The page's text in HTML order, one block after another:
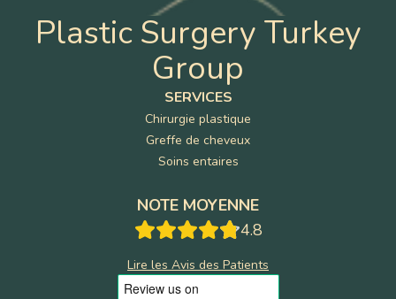
Plastic Surgery Turkey
Group
SERVICES
Chirurgie plastique
Greffe de cheveux
Soins entaires
NOTE MOYENNE
4.8
Lire les Avis des Patients